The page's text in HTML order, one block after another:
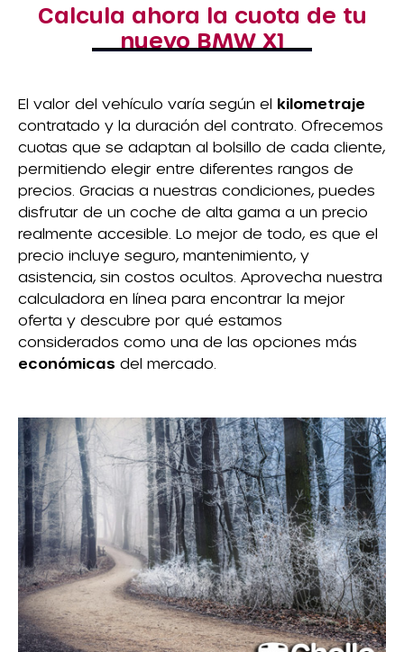
Calcula ahora la cuota de tu
nuevo BMW X1
El valor del vehículo varía según el kilometraje
contratado y la duración del contrato. Ofrecemos
cuotas que se adaptan al bolsillo de cada cliente,
permitiendo elegir entre diferentes rangos de
precios. Gracias a nuestras condiciones, puedes
disfrutar de un coche de alta gama a un precio
realmente accesible. Lo mejor de todo, es que el
precio incluye seguro, mantenimiento, y
asistencia, sin costos ocultos. Aprovecha nuestra
calculadora en línea para encontrar la mejor
oferta y descubre por qué estamos
considerados como una de las opciones más
económicas del mercado.